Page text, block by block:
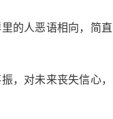
的人恶语相向，简直
，对未来丧失信心，